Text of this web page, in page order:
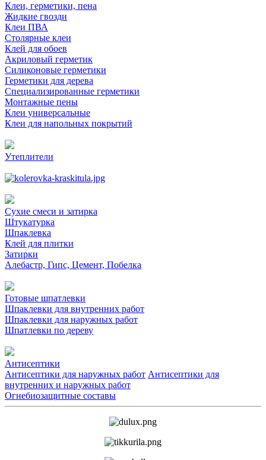
Клеи, герметики, пена
Жидкие гвозди
Клеи ПВА
Столярные клеи
Клей для обоев
Акриловый герметик
Силиконовые герметики
Герметики для дерева
Специализированные герметики
Монтажные пены
Клеи универсальные
Клеи для напольных покрытий
Утеплители
Сухие смеси и затирка
Штукатурка
Шпаклевка
Клей для плитки
Затирки
Алебастр, Гипс, Цемент, Побелка
Готовые шпатлевки
Шпаклевки для внутренних работ
Шпаклевки для наружных работ
Шпатлевки по дереву
Антисептики
Антисептики для наружных работ Антисептики для
внутренних и наружных работ
Огнебиозащитные составы